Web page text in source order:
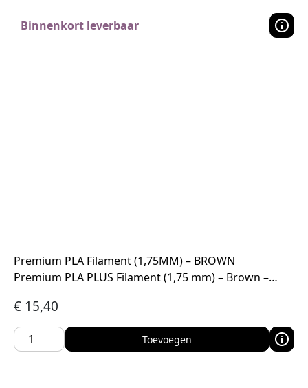
Binnenkort leverbaar
Premium PLA Filament (1,75MM) – BROWN
Premium PLA PLUS Filament (1,75 mm) – Brown –…
€ 15,40
Toevoegen